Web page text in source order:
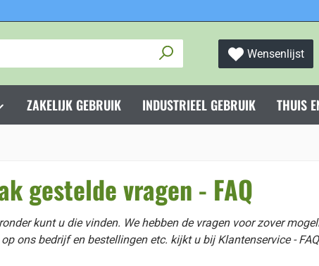
WensenlijstJe
ZAKELIJK GEBRUIK INDUSTRIEEL GEBRUIK THUIS
gestelde vragen - FAQ
kunt u die vinden. We hebben de vragen voor zover
ons bedrijf en bestellingen etc. kijkt u bij Klantenservice - FAQ